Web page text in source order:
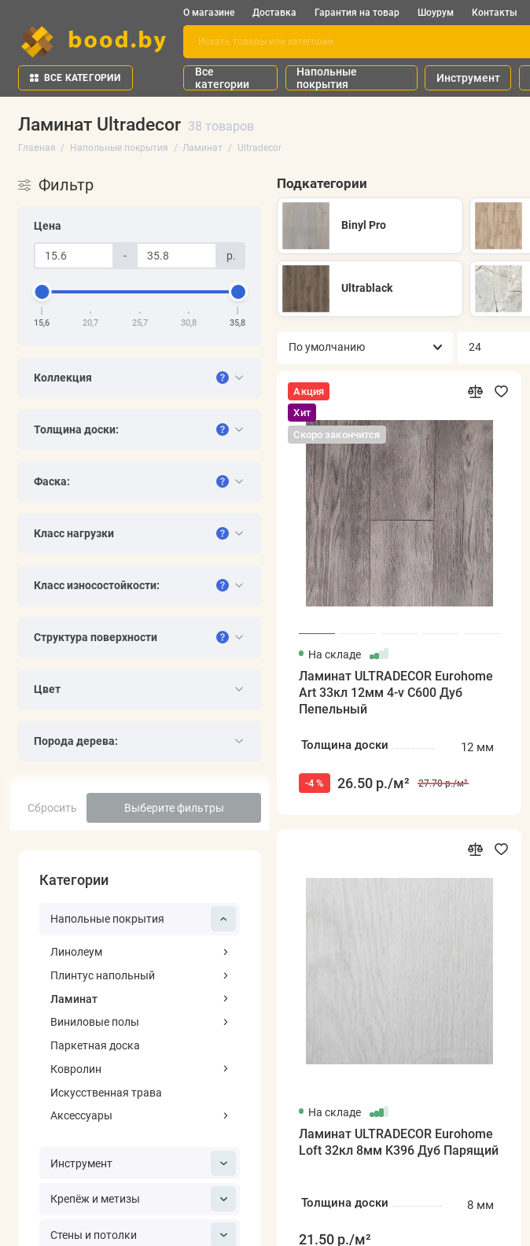
О магазине Доставка Гарантия на товар Шоурум Контакты
ВСЕ КАТЕГОРИИ
Все
категории
Напольные
покрытия
Инструмент
Ламинат Ultradecor 38 товаров
Главная Напольные покрытия Ламинат Ultradecor
Фильтр
Цена
- р.
15,6 20,7 25,7 30,8 35,8
Коллекция
Толщина доски:
Фаска:
Класс нагрузки
Класс износостойкости:
Структура поверхности
Цвет
Порода дерева:
Сбросить Выберите фильтры
Категории
Напольные покрытия
Линолеум
Плинтус напольный
Ламинат
Виниловые полы
Паркетная доска
Ковролин
Искусственная трава
Аксессуары
Инструмент
Крепёж и метизы
Стены и потолки
Подкатегории
Binyl Pro
Ultrablack
Акция
Хит
Скоро закончится
На складе
Ламинат ULTRADECOR Eurohome
Art 33кл 12мм 4-v C600 Дуб
Пепельный
Толщина доски 12 мм
-4 % 26.50 р./м² 27.70 р./м²
На складе
Ламинат ULTRADECOR Eurohome
Loft 32кл 8мм K396 Дуб Парящий
Толщина доски 8 мм
21.50 р./м²